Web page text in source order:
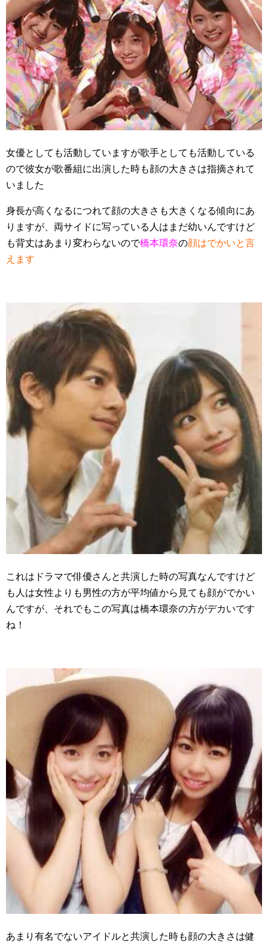
女優としても活動していますが歌手としても活動している
ので彼女が歌番組に出演した時も顔の大きさは指摘されて
いました
身長が高くなるにつれて顔の大きさも大きくなる傾向にあ
りますが、両サイドに写っている人はまだ幼いんですけど
も背丈はあまり変わらないので橋本環奈の顔はでかいと言
えます
これはドラマで俳優さんと共演した時の写真なんですけど
も人は女性よりも男性の方が平均値から見ても顔がでかい
んですが、それでもこの写真は橋本環奈の方がデカいです
ね！
あまり有名でないアイドルと共演した時も顔の大きさは健